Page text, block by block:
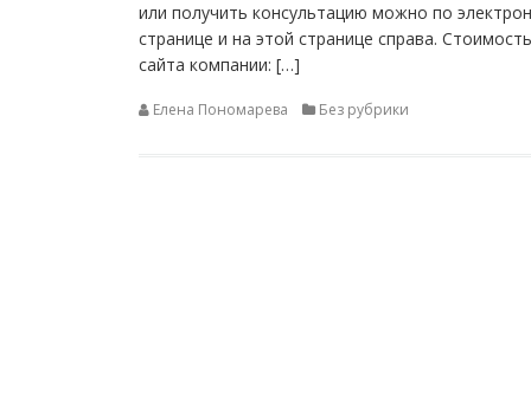
или получить консультацию можно по
странице и на этой странице справа.
сайта компании: […]
Елена Пономарева Без рубрики